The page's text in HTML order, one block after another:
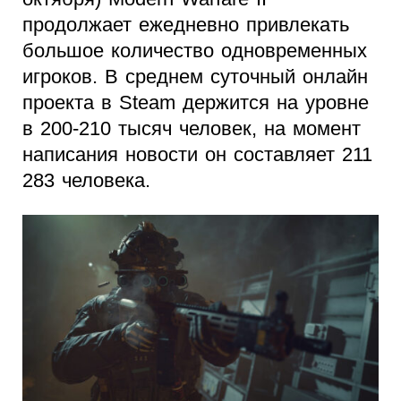
продолжает ежедневно привлекать
большое количество одновременных
игроков. В среднем суточный онлайн
проекта в Steam держится на уровне
в 200-210 тысяч человек, на момент
написания новости он составляет 211
283 человека.